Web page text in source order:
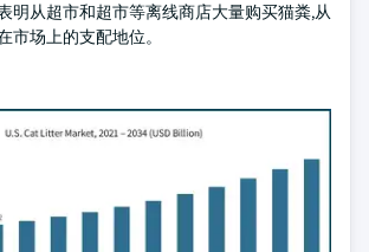
明从超市和超市等离线商店大量购买猫粪,从
市场上的支配地位。